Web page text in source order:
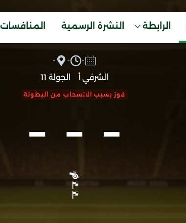
الرابطة النشرة الرسمية المنافسات
-
-
-
الشرفي أ
الجولة 11
-
-
-
فوز بسبب الانسحاب من البطولة